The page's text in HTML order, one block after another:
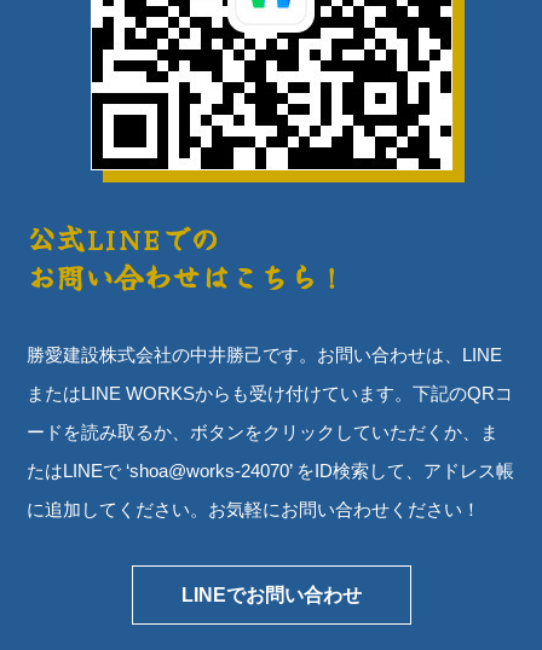
公式LINEでの
お問い合わせはこちら！
勝愛建設株式会社の中井勝己です。お問い合わせは、LINE
またはLINE WORKSからも受け付けています。下記のQRコ
ードを読み取るか、ボタンをクリックしていただくか、ま
たはLINEで ‘shoa@works-24070’ をID検索して、アドレス帳
に追加してください。お気軽にお問い合わせください！
LINEでお問い合わせ